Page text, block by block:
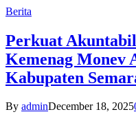
Berita
Perkuat
Kemenag Monev
Kabupaten
By adminDecember 18, 2025